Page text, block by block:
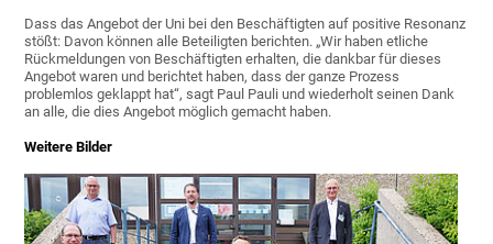
Dass das Angebot der Uni bei den Beschäftigten auf positive Resonanz
stößt: Davon können alle Beteiligten berichten. „Wir haben etliche
Rückmeldungen von Beschäftigten erhalten, die dankbar für dieses
Angebot waren und berichtet haben, dass der ganze Prozess
problemlos geklappt hat“, sagt Paul Pauli und wiederholt seinen Dank
an alle, die dies Angebot möglich gemacht haben.
Weitere Bilder